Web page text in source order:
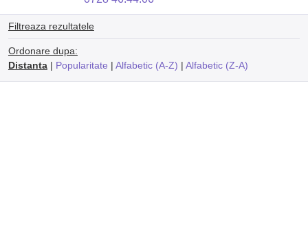
Filtreaza rezultatele
Ordonare dupa:
Distanta| Popularitate | Alfabetic (A-Z) | Alfabetic (Z-A)